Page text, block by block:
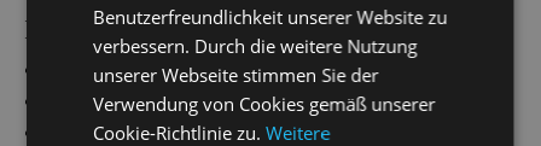
PRODUCTIONS
Anything Goes“ Dramaturgie
ich, eurydike“ Dramaturgie
die lustige witwe “ Dramaturgie
Benutzerfreundlichkeit unserer Website zu
verbessern. Durch die weitere Nutzung
unserer Webseite stimmen Sie der
Verwendung von Cookies gemäß unserer
Cookie-Richtlinie zu.Weitere